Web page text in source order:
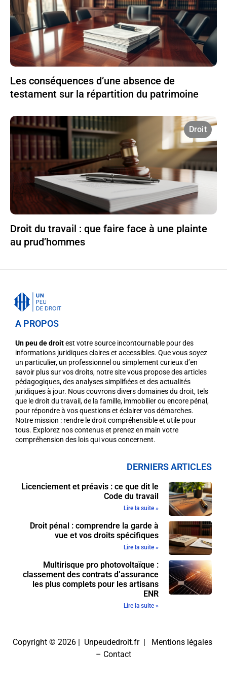
Les conséquences d’une absence de
testament sur la répartition du patrimoine
Droit
Droit du travail : que faire face à une plainte
au prud’hommes
A PROPOS
Un peu de droitest votre source incontournable pour des
informations juridiques claires et accessibles. Que vous soyez
un particulier, un professionnel ou simplement curieux d’en
savoir plus sur vos droits, notre site vous propose des articles
pédagogiques, des analyses simplifiées et des actualités
juridiques à jour. Nous couvrons divers domaines du droit, tels
que le droit du travail, de la famille, immobilier ou encore pénal,
pour répondre à vos questions et éclairer vos démarches.
Notre mission : rendre le droit compréhensible et utile pour
tous. Explorez nos contenus et prenez en main votre
compréhension des lois qui vous concernent.
DERNIERS ARTICLES
Licenciement et préavis : ce que dit le
Code du travail
Lire la suite »
Droit pénal : comprendre la garde à
vue et vos droits spécifiques
Lire la suite »
Multirisque pro photovoltaïque :
classement des contrats d’assurance
les plus complets pour les artisans
ENR
Lire la suite »
Copyright © 2026 | Unpeudedroit.fr |
Mentions légales
– Contact